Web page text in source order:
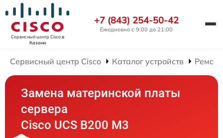
Сервисный центр Ciscoв
Казани
+7 (843) 254-50-42
Ежедневно с 9:00 до 21:00
Сервисный центр Cisco Каталог устройств
Замена материнской платы
сервера
Cisco UCS B200 M3